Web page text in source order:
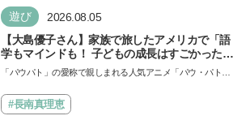
い…
遊び 2026.08.05
【大島優子さん】家族で旅したアメリカで「語
学もマインドも！ 子どもの成長はすごかった」
声優をつとめた映画『パウ・パトロール ザ・ダ
できると子どもに知ってほしい
「パウパト」の愛称で親しまれる人気アニメ「パウ・パトロ
ザ…#長南真理恵